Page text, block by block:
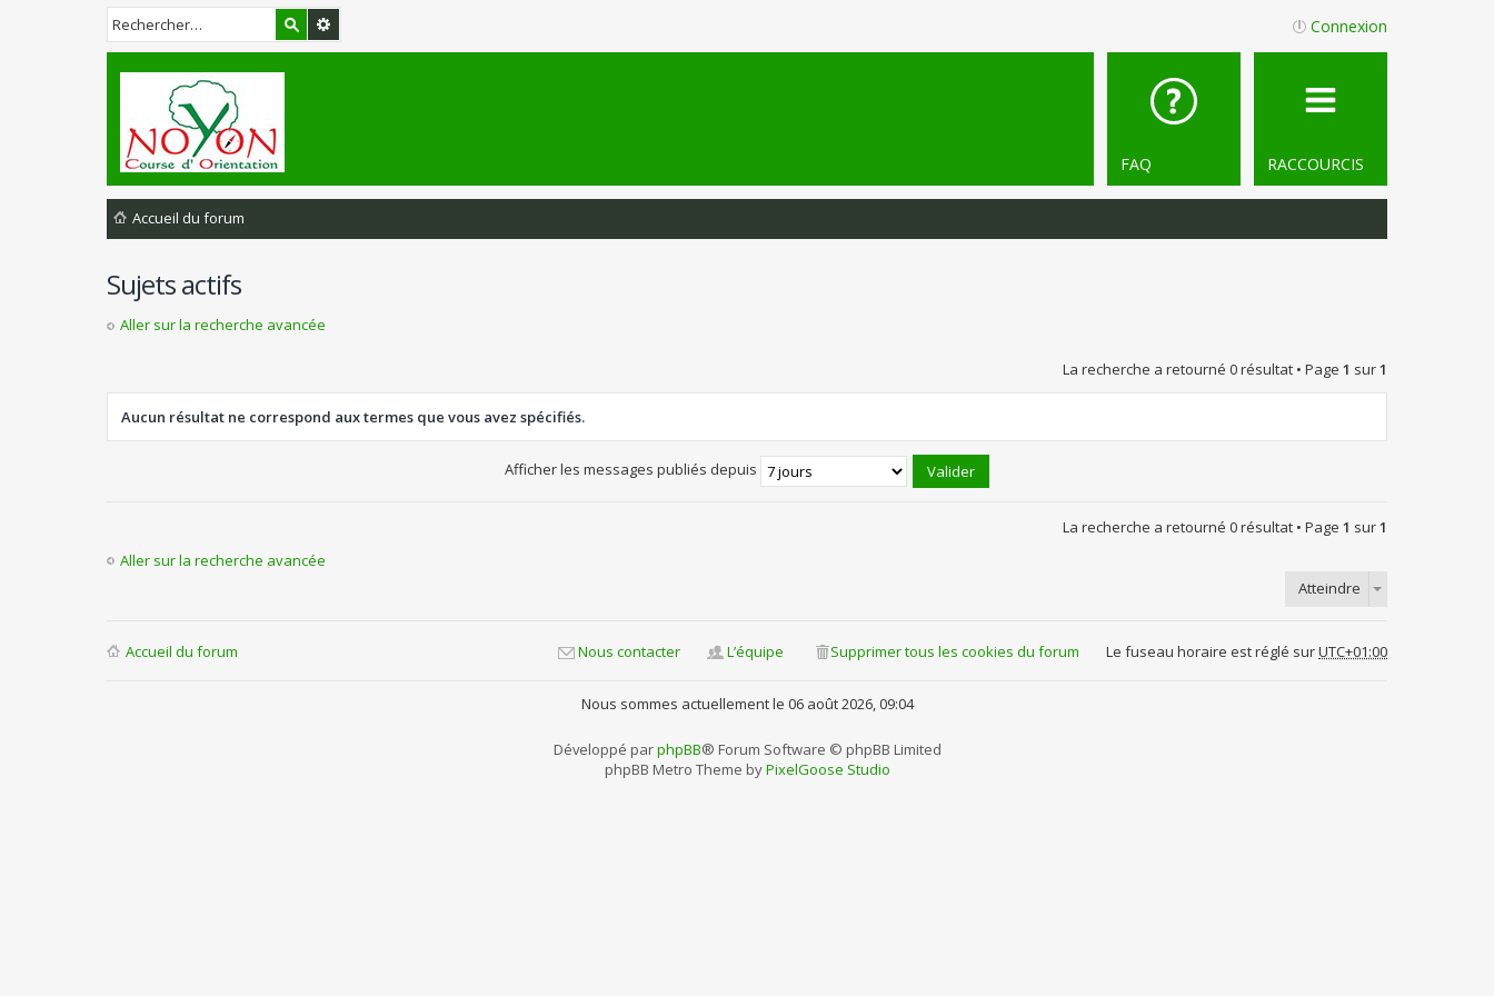
Connexion
RACCOURCIS
FAQ
Accueil du forum
Sujets actifs
Aller sur la recherche avancée
La recherche a retourné 0 résultat • Page 1 sur1
Aucun résultat ne correspond aux termes que vous avez spécifiés.
Afficher les messages publiés depuis
La recherche a retourné 0 résultat • Page 1 sur1
Aller sur la recherche avancée
Atteindre
Accueil du forum Le fuseau horaire est réglé surUTC+01:00
Supprimer tous les cookies du forum
L’équipe
Nous contacter
Nous sommes actuellement le 06 août 2026, 09:04
Développé parphpBB® Forum Software © phpBB Limited
phpBB Metro Theme byPixelGoose Studio